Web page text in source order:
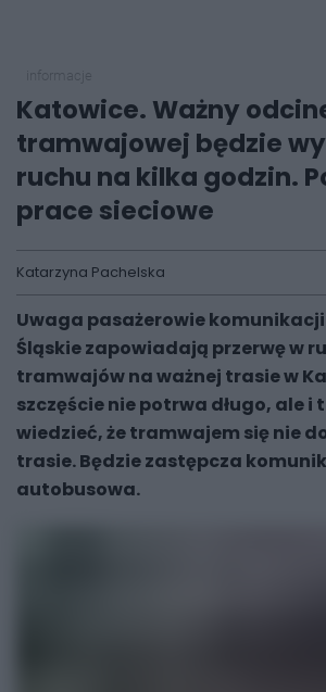
Katowice. Ważny
tramwajowej będzie
ruchu na kilka godzin.
prace sieciowe
Katarzyna Pachelska
Uwaga pasażerowie
Śląskie zapowiadają przerwę w
tramwajów na ważnej trasie w
szczęście nie potrwa długo, ale i
wiedzieć, że tramwajem się nie
trasie. Będzie zastępcza
autobusowa.